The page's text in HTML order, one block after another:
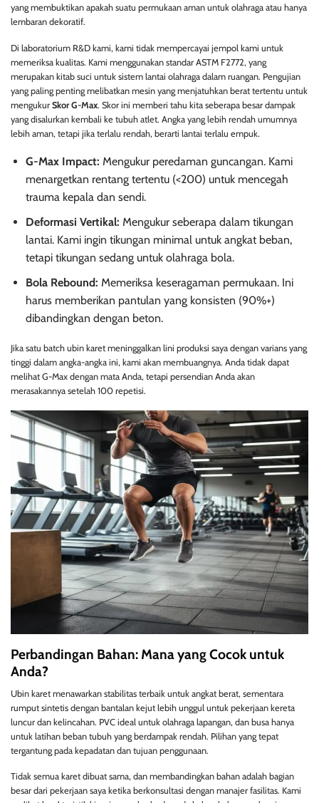
yang membuktikan apakah suatu permukaan aman untuk olahraga atau hanya
lembaran dekoratif.
Di laboratorium R&D kami, kami tidak mempercayai jempol kami untuk
memeriksa kualitas. Kami menggunakan standar ASTM F2772, yang
merupakan kitab suci untuk sistem lantai olahraga dalam ruangan. Pengujian
yang paling penting melibatkan mesin yang menjatuhkan berat tertentu untuk
mengukur Skor G-Max. Skor ini memberi tahu kita seberapa besar dampak
yang disalurkan kembali ke tubuh atlet. Angka yang lebih rendah umumnya
lebih aman, tetapi jika terlalu rendah, berarti lantai terlalu empuk.
G-Max Impact: Mengukur peredaman guncangan. Kami
menargetkan rentang tertentu (<200) untuk mencegah
trauma kepala dan sendi.
Deformasi Vertikal: Mengukur seberapa dalam tikungan
lantai. Kami ingin tikungan minimal untuk angkat beban,
tetapi tikungan sedang untuk olahraga bola.
Bola Rebound: Memeriksa keseragaman permukaan. Ini
harus memberikan pantulan yang konsisten (90%+)
dibandingkan dengan beton.
Jika satu batch ubin karet meninggalkan lini produksi saya dengan varians yang
tinggi dalam angka-angka ini, kami akan membuangnya. Anda tidak dapat
melihat G-Max dengan mata Anda, tetapi persendian Anda akan
merasakannya setelah 100 repetisi.
Perbandingan Bahan: Mana yang Cocok untuk
Anda?
Ubin karet menawarkan stabilitas terbaik untuk angkat berat, sementara
rumput sintetis dengan bantalan kejut lebih unggul untuk pekerjaan kereta
luncur dan kelincahan. PVC ideal untuk olahraga lapangan, dan busa hanya
untuk latihan beban tubuh yang berdampak rendah. Pilihan yang tepat
tergantung pada kepadatan dan tujuan penggunaan.
Tidak semua karet dibuat sama, dan membandingkan bahan adalah bagian
besar dari pekerjaan saya ketika berkonsultasi dengan manajer fasilitas. Kami